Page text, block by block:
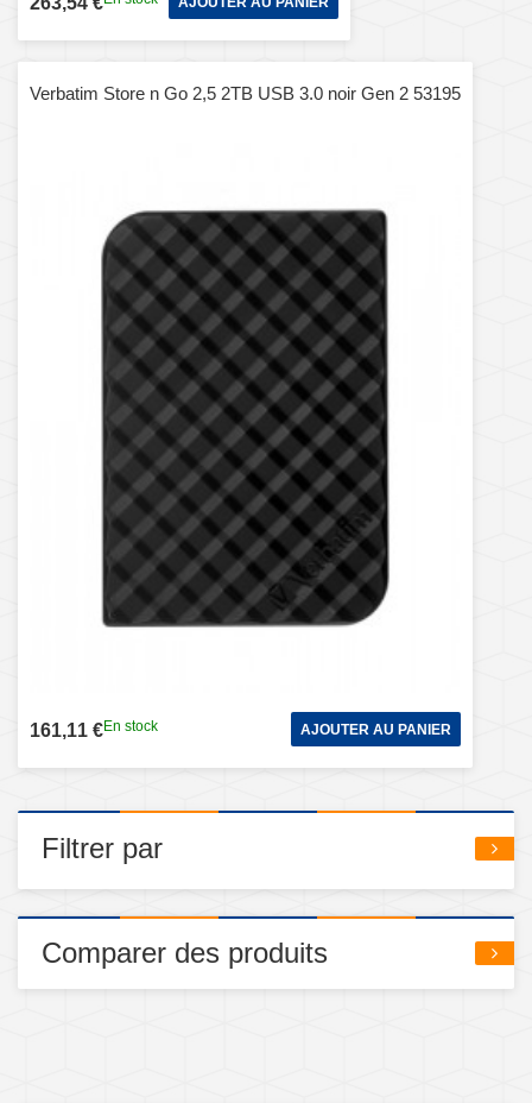
Verbatim Store n Go 2,5 2TB USB 3.0 noir Gen 2 53195
161,11 €En stock AJOUTER AU PANIER
Filtrer par
Comparer des produits